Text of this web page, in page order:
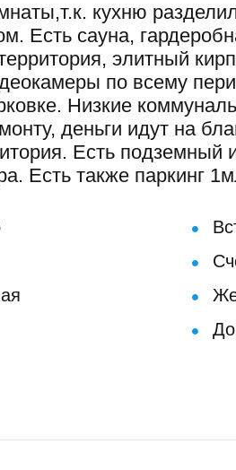
кухню
Есть сауна,
элитный
по всему
Низкие
деньги идут на
Есть подземный
Есть также паркинг